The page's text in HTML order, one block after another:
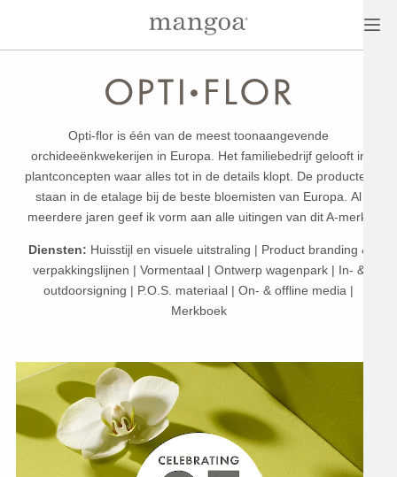
Opti-flor is één van de meest toonaangevende
orchideeënkwekerijen in Europa. Het familiebedrijf gelooft in
plantconcepten waar alles tot in de details klopt. De producten
staan in de etalage bij de beste bloemisten van Europa. Al
meerdere jaren geef ik vorm aan alle uitingen van dit A-merk.
Diensten: Huisstijl en visuele uitstraling | Product branding &
verpakkingslijnen | Vormentaal | Ontwerp wagenpark | In- &
outdoorsigning | P.O.S. materiaal | On- & offline media |
Merkboek